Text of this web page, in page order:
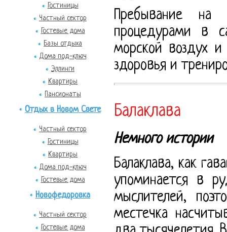
Гостиницы
Частный сектор
Гостевые дома
Базы отдыха
Дома под-ключ
Эллинги
Квартиры
Пансионаты
Отдых в Новом Свете
Частный сектор
Гостиницы
Квартиры
Дома под-ключ
Гостевые дома
Новофедоровка
Частный сектор
Гостевые дома
Пребывание
процедурами в
морской воздух и
здоровья и
Балаклава
Немного истории
Балаклава, как
упоминается в
мыслителей,
местечка